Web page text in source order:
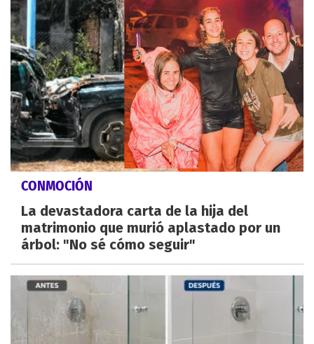
CONMOCIÓN
La devastadora carta de la hija del
matrimonio que murió aplastado por un
árbol: "No sé cómo seguir"